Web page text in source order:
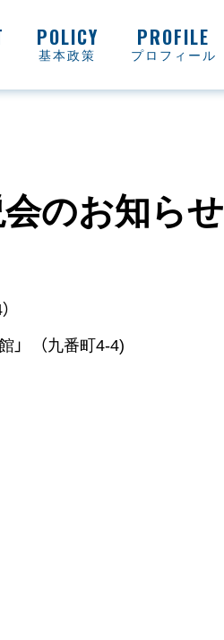
基本政策 プロフィール
のお知らせ
（九番町4-4)